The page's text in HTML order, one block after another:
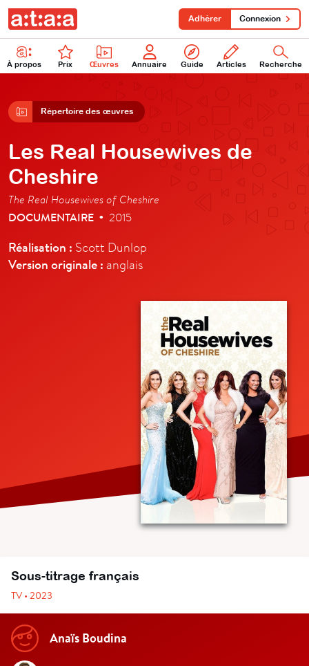
À propos Prix Œuvres Annuaire Guide Articles Recherche
Adhérer Connexion
Répertoire des œuvres
Les Real Housewives de
Cheshire
The Real Housewives of Cheshire
DOCUMENTAIRE • 2015
Réalisation : Scott Dunlop
Version originale : anglais
Sous-titrage français
TV • 2023
Anaïs Boudina